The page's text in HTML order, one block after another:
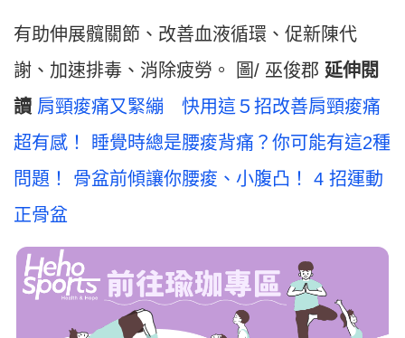
有助伸展髖關節、改善血液循環、促新陳代
謝、加速排毒、消除疲勞。 圖/ 巫俊郡 延伸閱
讀 肩頸痠痛又緊繃 快用這５招改善肩頸痠痛
超有感！
睡覺時總是腰痠背痛？你可能有這2種
問題！
骨盆前傾讓你腰痠、小腹凸！ 4 招運動
正骨盆